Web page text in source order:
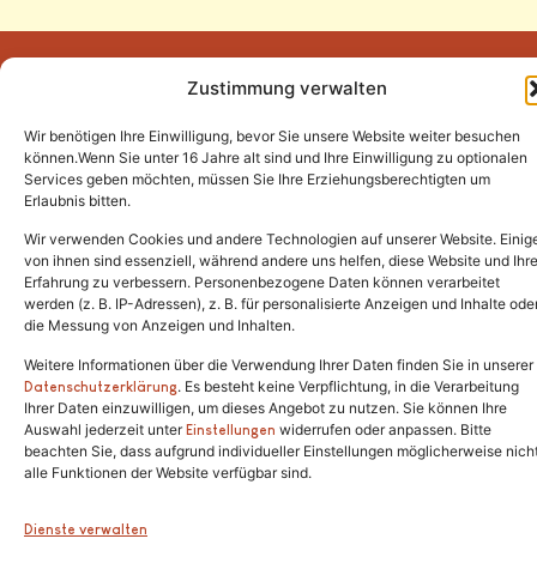
Zustimmung verwalten
Wir benötigen Ihre Einwilligung, bevor Sie unsere Website weiter besuchen
können.Wenn Sie unter 16 Jahre alt sind und Ihre Einwilligung zu optionalen
Services geben möchten, müssen Sie Ihre Erziehungsberechtigten um
Erlaubnis bitten.
Wir verwenden Cookies und andere Technologien auf unserer Website.
von ihnen sind essenziell, während andere uns helfen, diese Website und Ihre
Erfahrung zu verbessern. Personenbezogene Daten können verarbeitet
werden (z. B. IP-Adressen), z. B. für personalisierte Anzeigen und Inhalte
die Messung von Anzeigen und Inhalten.
Weitere Informationen über die Verwendung Ihrer Daten finden Sie in unserer
Datenschutzerklärung. Es besteht keine Verpflichtung, in die Verarbeitung
Ihrer Daten einzuwilligen, um dieses Angebot zu nutzen. Sie können Ihre
Auswahl jederzeit unterEinstellungen widerrufen oder anpassen. Bitte
beachten Sie, dass aufgrund individueller Einstellungen möglicherweise
alle Funktionen der Website verfügbar sind.
Dienste verwalten
Copyright © 2024. Alle Rechte vorbehalten.
Tel.:(02646) 915928
info@katzenschutzfreunde.de
Im Brandenfeld 22
53426 Schalkenbach